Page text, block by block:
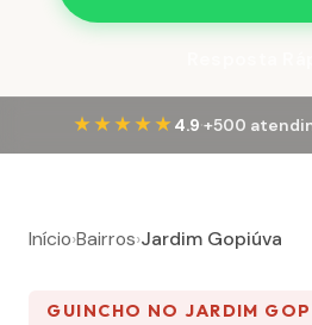
★★★★★ 4.9·+500
Início›Bairros›Jardim Gopiúva
GUINCHO NO JARDIM